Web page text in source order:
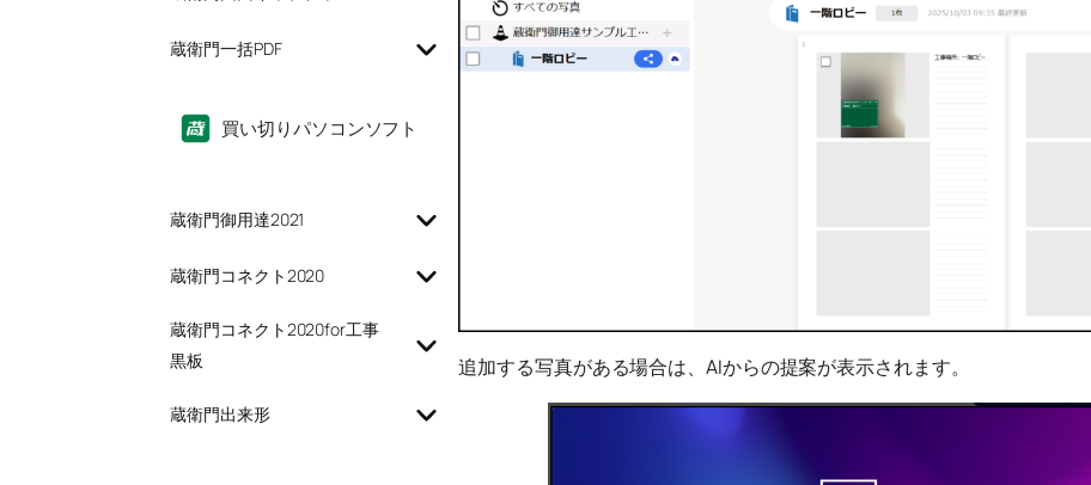
蔵衛門一括PDF
買い切りパソコンソフト
蔵衛門御用達2021
蔵衛門コネクト2020
蔵衛門コネクト2020for工事
黒板
蔵衛門出来形
追加する写真がある場合は、AIからの提案が表示されます。